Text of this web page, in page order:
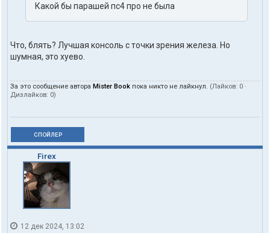
Какой бы парашей пс4 про не была
Что, блять? Лучшая консоль с точки зрения железа. Но
шумная, это хуево.
За это сообщение автора Mister Book пока никто не лайкнул. (Лайков: 0 ·
Дизлайков: 0)
СПОЙЛЕР
Firex
12 дек 2024, 13:02